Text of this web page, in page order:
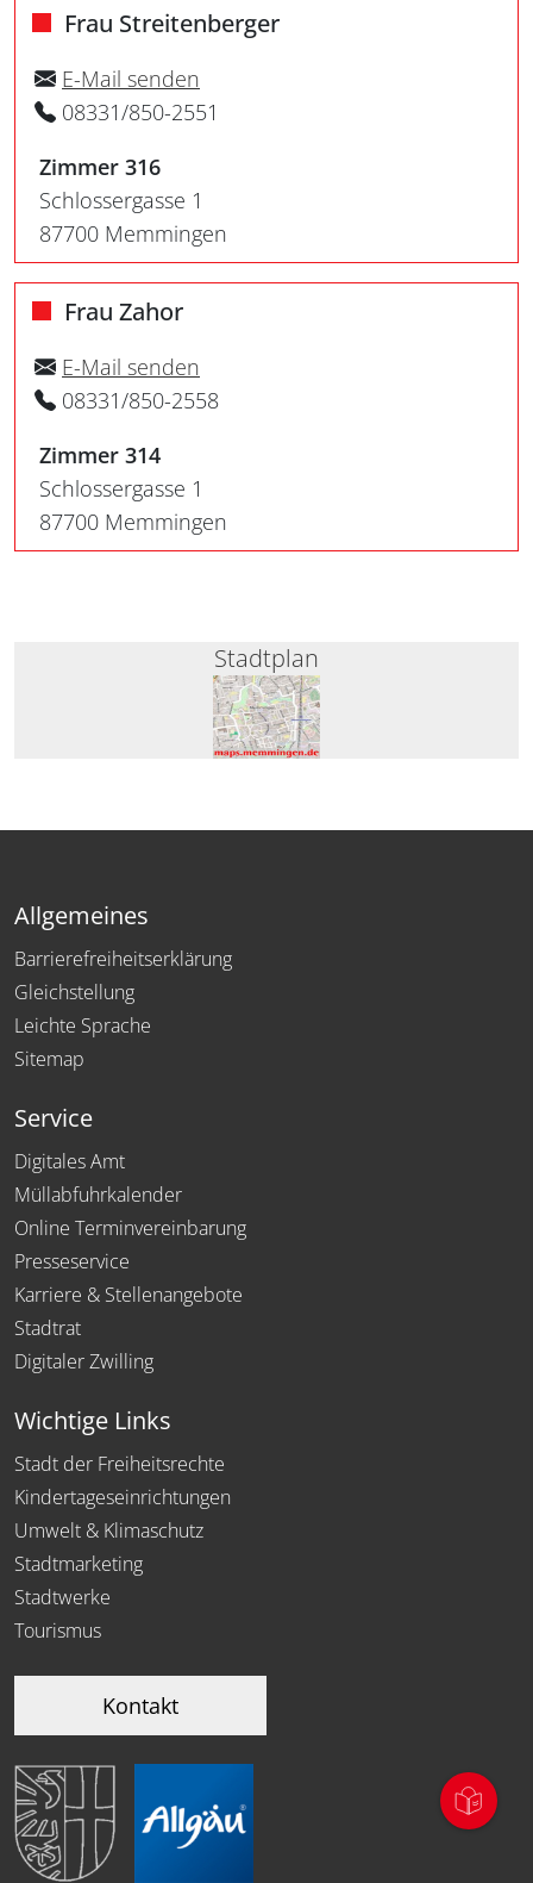
Frau Streitenberger
E-Mail senden
08331/850-2551
Zimmer 316
Schlossergasse 1
87700 Memmingen
Frau Zahor
E-Mail senden
08331/850-2558
Zimmer 314
Schlossergasse 1
87700 Memmingen
Stadtplan
Allgemeines
Barrierefreiheitserklärung
Gleichstellung
Leichte Sprache
Sitemap
Service
Digitales Amt
Müllabfuhrkalender
Online Terminvereinbarung
Presseservice
Karriere & Stellenangebote
Stadtrat
Digitaler Zwilling
Wichtige Links
Stadt der Freiheitsrechte
Kindertageseinrichtungen
Umwelt & Klimaschutz
Stadtmarketing
Stadtwerke
Tourismus
Kontakt